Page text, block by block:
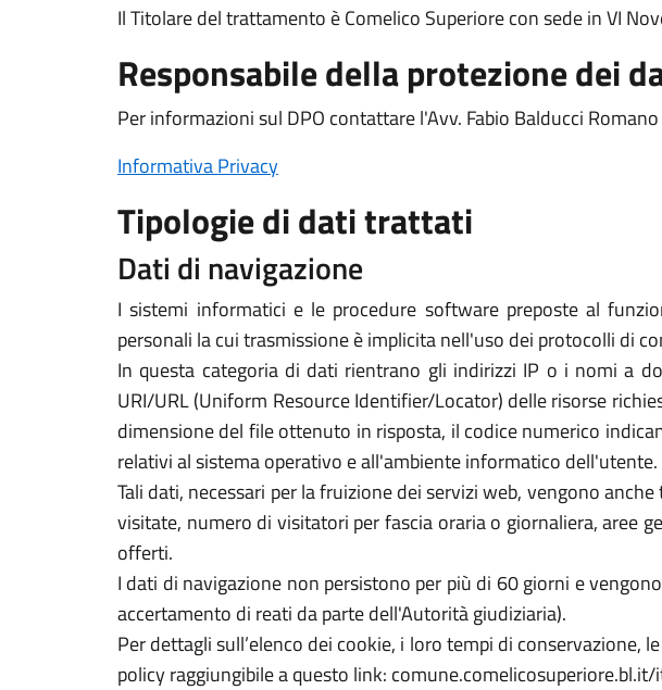
Il Titolare del trattamento è Comelico Superiore con sede in VI
Responsabile della protezione dei
Per informazioni sul DPO contattare l'Avv. Fabio Balducci
Informativa Privacy
Tipologie di dati trattati
Dati di navigazione
I sistemi informatici e le procedure software preposte al
personali la cui trasmissione è implicita nell'uso dei protocolli di
In questa categoria di dati rientrano gli indirizzi IP o i nomi a
URI/URL (Uniform Resource Identifier/Locator) delle risorse
dimensione del file ottenuto in risposta, il codice numerico
relativi al sistema operativo e all'ambiente informatico dell'utente.
Tali dati, necessari per la fruizione dei servizi web, vengono
visitate, numero di visitatori per fascia oraria o giornaliera, aree
offerti.
I dati di navigazione non persistono per più di 60 giorni e
accertamento di reati da parte dell'Autorità giudiziaria).
Per dettagli sull’elenco dei cookie, i loro tempi di
policy raggiungibile a questo link: